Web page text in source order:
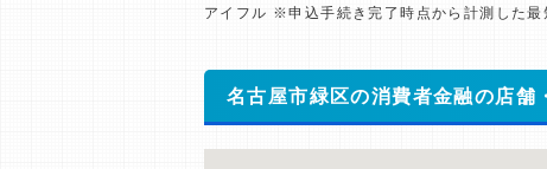
アイフル ※申込手続き完了時点から計測した最
名古屋市緑区の消費者金融の店舗